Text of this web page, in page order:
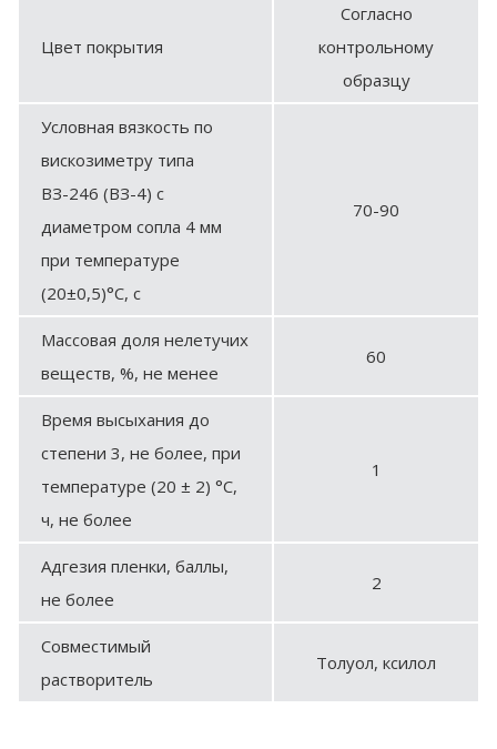
Цвет покрытия
Согласно
контрольному
образцу
Условная вязкость по
вискозиметру типа
ВЗ-246 (ВЗ-4) с
диаметром сопла 4 мм
при температуре
(20±0,5)°С, с
70-90
Массовая доля нелетучих
веществ, %, не менее
60
Время высыхания до
степени 3, не более, при
температуре (20 ± 2) °С,
ч, не более
1
Адгезия пленки, баллы,
не более
2
Совместимый
растворитель
Толуол, ксилол